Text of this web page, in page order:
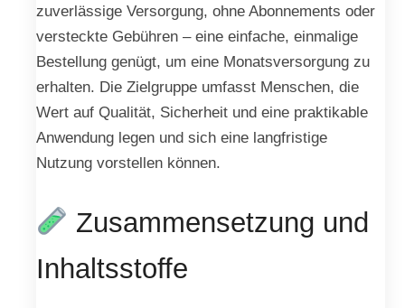
zuverlässige Versorgung, ohne Abonnements oder
versteckte Gebühren – eine einfache, einmalige
Bestellung genügt, um eine Monatsversorgung zu
erhalten. Die Zielgruppe umfasst Menschen, die
Wert auf Qualität, Sicherheit und eine praktikable
Anwendung legen und sich eine langfristige
Nutzung vorstellen können.
Zusammensetzung und
Inhaltsstoffe